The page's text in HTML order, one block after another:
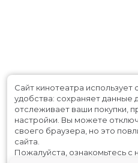
Сайт кинотеатра использует
удобства: сохраняет данные
отслеживает ваши покупки,
настройки. Вы можете
своего браузера, но это
сайта.
Пожалуйста, ознакомьтесь с